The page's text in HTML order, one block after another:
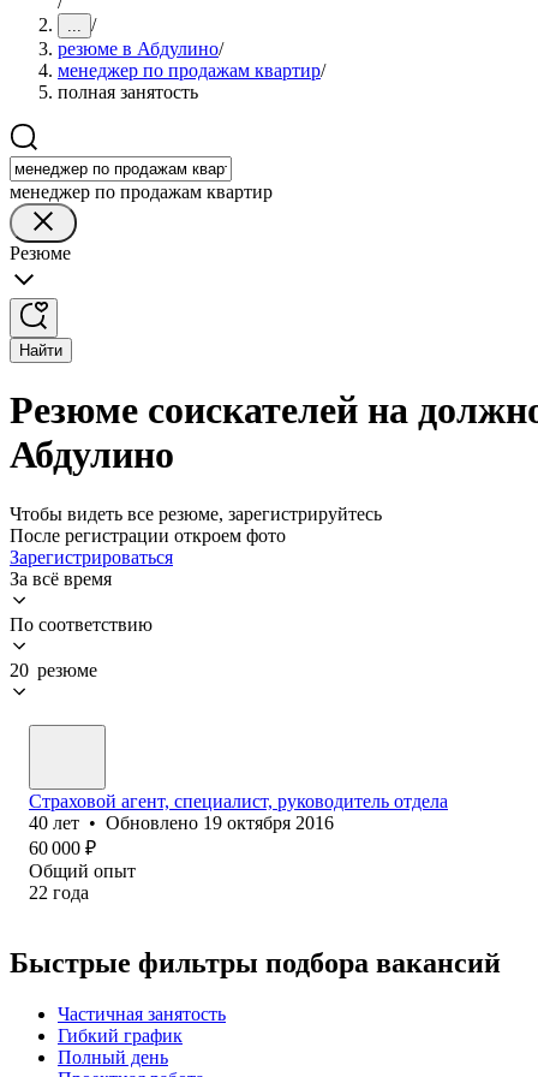
... /
резюме в Абдулино/
менеджер по продажам квартир/
полная занятость
менеджер по продажам квартир
Резюме
Найти
Резюме соискателей на
Абдулино
Чтобы видеть все резюме, зарегистрируйтесь
После регистрации откроем фото
Зарегистрироваться
За всё время
По соответствию
20 резюме
Страховой агент, специалист, руководитель отдела
40 лет • Обновлено 19 октября 2016
60 000 ₽
Общий опыт
22 года
Быстрые фильтры подбора вакансий
Частичная занятость
Гибкий график
Полный день